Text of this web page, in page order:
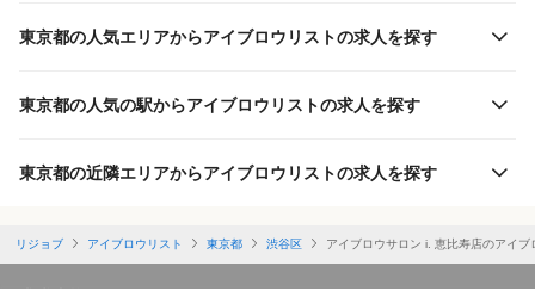
東京都の人気エリアからアイブロウリストの求人を探す
東京都の人気の駅からアイブロウリストの求人を探す
東京都の近隣エリアからアイブロウリストの求人を探す
リジョブ アイブロウリスト 東京都 渋谷区 アイブロウサロン i. 恵比寿店のアイ